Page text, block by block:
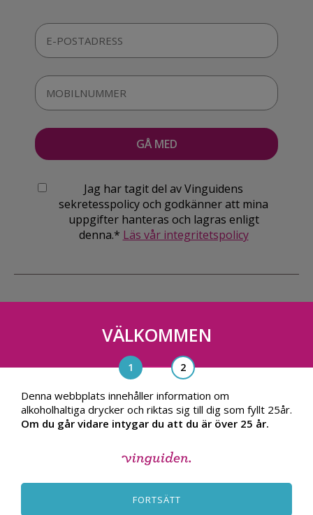
Jag har tagit del av Vinguidens
sekretesspolicy och godkänner att mina
uppgifter hanteras och lagras enligt
denna.* Läs vår integritetspolicy
Vinguiden Nordic AB
Blasieholmsgatan 4A, 111 48, Stockholm
info@vinguiden.com
INTEGRITETSPOLICY
VÄLKOMMEN
Denna webbplats innehåller information om
alkoholhaltiga drycker och riktas sig till dig som fyllt 25år.
Om du går vidare intygar du att du är över 25 år.
FORTSÄTT